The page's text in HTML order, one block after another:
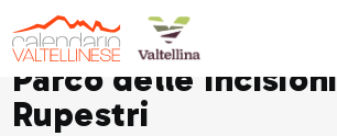
Parco delle Incisioni
Rupestri